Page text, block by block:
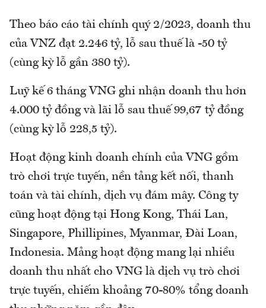
Theo báo cáo tài chính quý 2/2023, doanh thu
của VNZ đạt 2.246 tỷ, lỗ sau thuế là -50 tỷ
(cùng kỳ lỗ gần 380 tỷ).
Luỹ kế 6 tháng VNG ghi nhận doanh thu hơn
4.000 tỷ đồng và lãi lỗ sau thuế 99,67 tỷ đồng
(cùng kỳ lỗ 228,5 tỷ).
Hoạt động kinh doanh chính của VNG gồm
trò chơi trực tuyến, nền tảng kết nối, thanh
toán và tài chính, dịch vụ đám mây. Công ty
cũng hoạt động tại Hong Kong, Thái Lan,
Singapore, Phillipines, Myanmar, Đài Loan,
Indonesia. Mảng hoạt động mang lại nhiều
doanh thu nhất cho VNG là dịch vụ trò chơi
trực tuyến, chiếm khoảng 70-80% tổng doanh